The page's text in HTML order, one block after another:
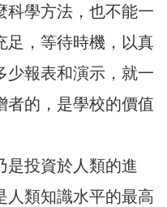
科學方法，也不能一
足，等待時機，以真
少報表和演示，就一
者的，是學校的價值
是投資於人類的進
人類知識水平的最高